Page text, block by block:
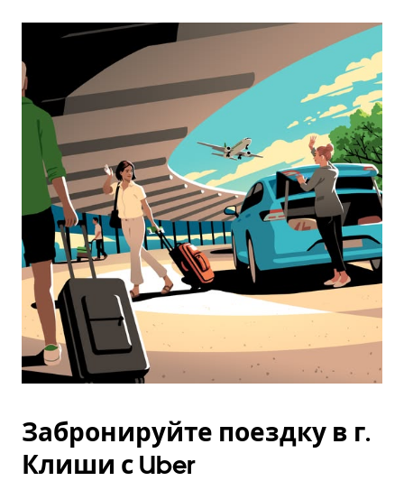
Забронируйте поездку в г.
Клиши с Uber